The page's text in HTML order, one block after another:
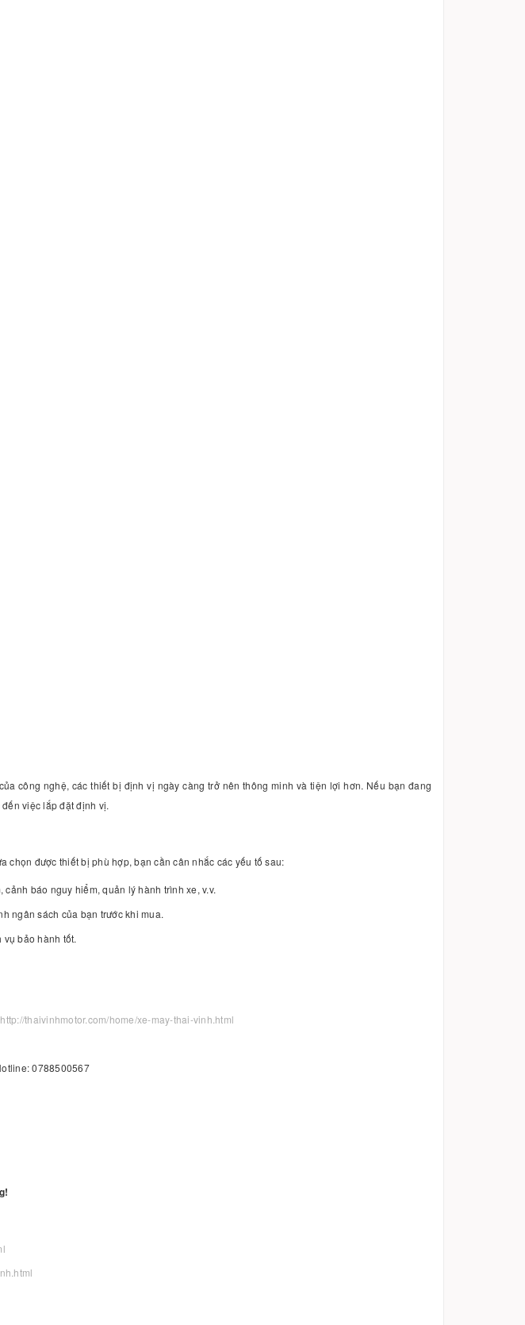
công nghệ, các thiết bị định vị ngày càng trở nên thông minh và tiện lợi hơn. Nếu bạn đang
việc lắp đặt định vị.
được thiết bị phù hợp, bạn cần cân nhắc các yếu tố sau:
báo nguy hiểm, quản lý hành trình xe, v.v.
ngân sách của bạn trước khi mua.
bảo hành tốt.
http://thaivinhmotor.com/home/xe-may-thai-vinh.html
0788500567